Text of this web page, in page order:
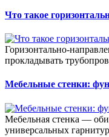
Что такое
Горизонтально-
прокладывать
Мебельные стенки:
Мебельная стенка —
универсальных